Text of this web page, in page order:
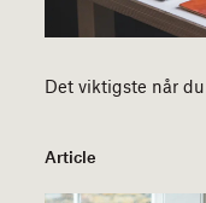
Det viktigste når
Article